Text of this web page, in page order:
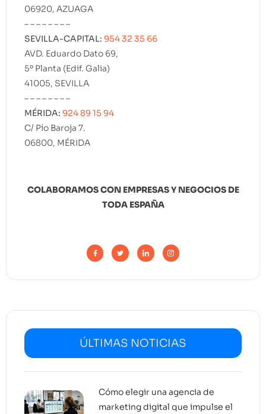
06920, AZUAGA
– – – – – – – –
SEVILLA-CAPITAL: 954 32 35 66
AVD. Eduardo Dato 69,
5º Planta (Edif. Galia)
41005, SEVILLA
– – – – – – – –
MÉRIDA: 924 89 15 94
C/ Pío Baroja 7.
06800, MÉRIDA
COLABORAMOS CON EMPRESAS Y NEGOCIOS DE
TODA ESPAÑA
ÚLTIMAS NOTICIAS
Cómo elegir una agencia de
marketing digital que impulse el